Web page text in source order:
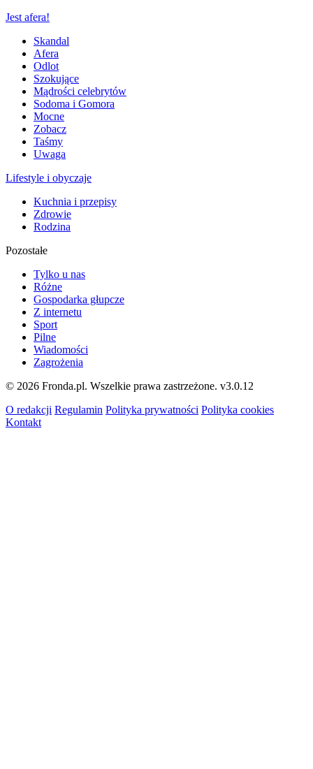
Jest afera!
Skandal
Afera
Odlot
Szokujące
Mądrości celebrytów
Sodoma i Gomora
Mocne
Zobacz
Taśmy
Uwaga
Lifestyle i obyczaje
Kuchnia i przepisy
Zdrowie
Rodzina
Pozostałe
Tylko u nas
Różne
Gospodarka głupcze
Z internetu
Sport
Pilne
Wiadomości
Zagrożenia
© 2026 Fronda.pl. Wszelkie prawa zastrzeżone. v3.0.12
O redakcji Regulamin Polityka prywatności Polityka cookies
Kontakt